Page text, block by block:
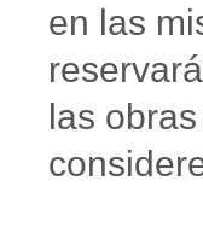
en las
las